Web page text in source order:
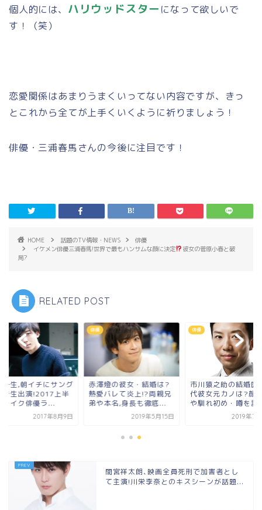
個人的には、 ハリウッドスター になって欲しいで
す！（笑）
恋愛関係はあまりうまくいってない内容ですが、きっ
とこれから全てが上手くいくように祈りましょう！
俳優・三浦春馬さんの今後に注目です！
HOME 話題のTV情報・NEWS
俳優
イケメン俳優三浦春馬!世界で最もハンサムな顔に決定
彼女の菅原小春と破
局?
RELATED POST
一生,朝イチにサング
で生出演!2017上半
レイク俳優ラ...
2017年8月9日
俳優
赤澤燈の彼女・結婚は?
熱愛バレて炎上!?両親兄
弟や本名,身長も徹底...
2019年5月15日
俳優
市川猿之助の結婚歴
代彼女元カノは?顔
や馴れ初め・噂を調
2019年7
間宮祥太朗､映画全員死刑で加害者とし
て主演!川栄李奈とのキスシーンが話題...